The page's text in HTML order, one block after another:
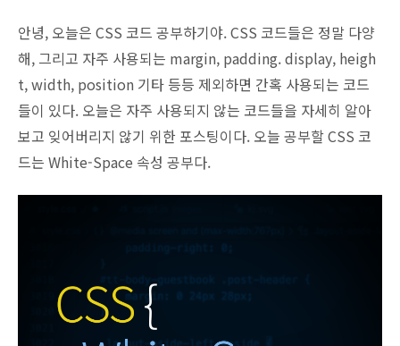
안녕, 오늘은 CSS 코드 공부하기야. CSS 코드들은 정말 다양
해, 그리고 자주 사용되는 margin, padding. display, heigh
t, width, position 기타 등등 제외하면 간혹 사용되는 코드
들이 있다. 오늘은 자주 사용되지 않는 코드들을 자세히 알아
보고 잊어버리지 않기 위한 포스팅이다. 오늘 공부할 CSS 코
드는 White-Space 속성 공부다.